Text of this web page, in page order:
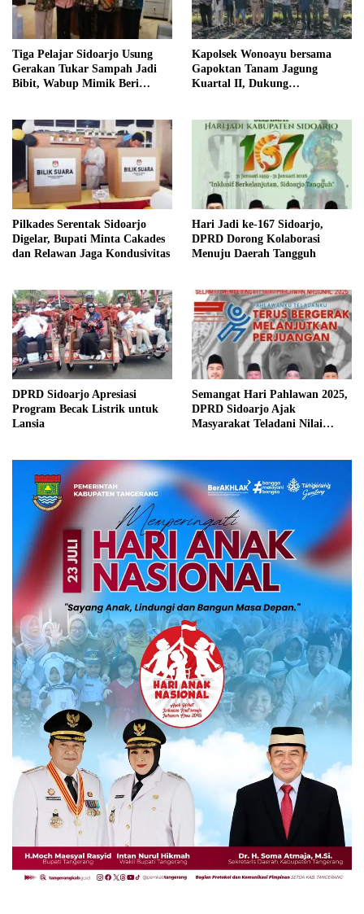
Tiga Pelajar Sidoarjo Usung
Gerakan Tukar Sampah Jadi
Bibit, Wabup Mimik Beri
Kapolsek Wonoayu bersama
Gapoktan Tanam Jagung
Kuartal II, Dukung
Pilkades Serentak Sidoarjo
Digelar, Bupati Minta Cakades
dan Relawan Jaga Kondusivitas
Hari Jadi ke-167 Sidoarjo,
DPRD Dorong Kolaborasi
Menuju Daerah Tangguh
DPRD Sidoarjo Apresiasi
Program Becak Listrik untuk
Lansia
Semangat Hari Pahlawan 2025,
DPRD Sidoarjo Ajak
Masyarakat Teladani Nilai